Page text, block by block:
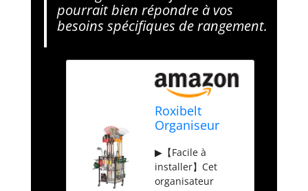
pourrait bien répondre à vos
besoins spécifiques de rangement.
Roxibelt
Organiseur
jardin T1 (avec
roues
verrouillables),
▶【Facile à
installer】Cet
organisateur